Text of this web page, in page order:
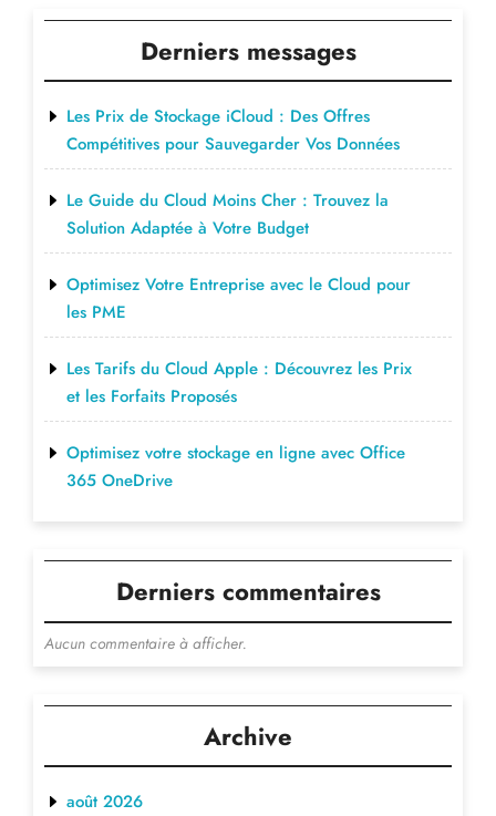
Derniers messages
Les Prix de Stockage iCloud : Des Offres
Compétitives pour Sauvegarder Vos Données
Le Guide du Cloud Moins Cher : Trouvez la
Solution Adaptée à Votre Budget
Optimisez Votre Entreprise avec le Cloud pour
les PME
Les Tarifs du Cloud Apple : Découvrez les Prix
et les Forfaits Proposés
Optimisez votre stockage en ligne avec Office
365 OneDrive
Derniers commentaires
Aucun commentaire à afficher.
Archive
août 2026